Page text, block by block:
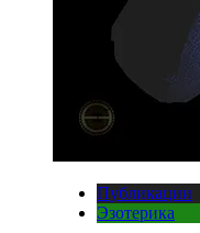
Публикации
Эзотерика